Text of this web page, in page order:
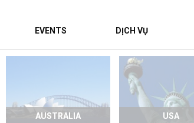
EVENTS DỊCH VỤ
AUSTRALIA USA